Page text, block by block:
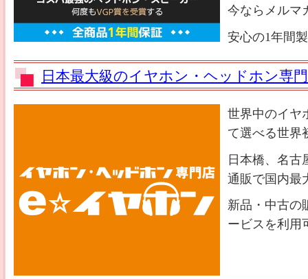
今ならメルマ
安心の1年間
日本最大級のイヤホン・ヘッドホン専
世界中のイヤ
て選べる世界
日本橋、名古
通販で国内最
新品・中古の
ービスを利用